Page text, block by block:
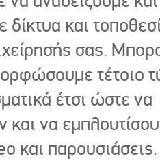
και
σας.
τέτοιο
έτσι ώστε να
να
και παρουσιάσεις.